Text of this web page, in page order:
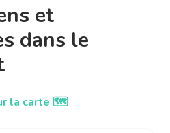
et
dans le
la carte 🗺️